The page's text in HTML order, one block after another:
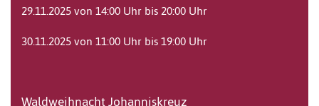
29.11.2025 von 14:00 Uhr bis 20:00 Uhr
30.11.2025 von 11:00 Uhr bis 19:00 Uhr